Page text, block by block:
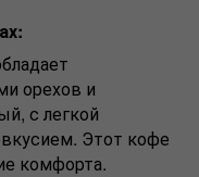
орехов и
с легкой
Этот кофе
комфорта.